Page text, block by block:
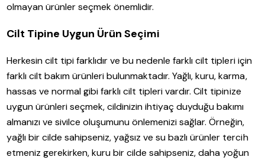
olmayan ürünler seçmek önemlidir.
Cilt Tipine Uygun Ürün Seçimi
Herkesin cilt tipi farklıdır ve bu nedenle farklı cilt tipleri için
farklı cilt bakım ürünleri bulunmaktadır. Yağlı, kuru, karma,
hassas ve normal gibi farklı cilt tipleri vardır. Cilt tipinize
uygun ürünleri seçmek, cildinizin ihtiyaç duyduğu bakımı
almanızı ve sivilce oluşumunu önlemenizi sağlar. Örneğin,
yağlı bir cilde sahipseniz, yağsız ve su bazlı ürünler tercih
etmeniz gerekirken, kuru bir cilde sahipseniz, daha yoğun